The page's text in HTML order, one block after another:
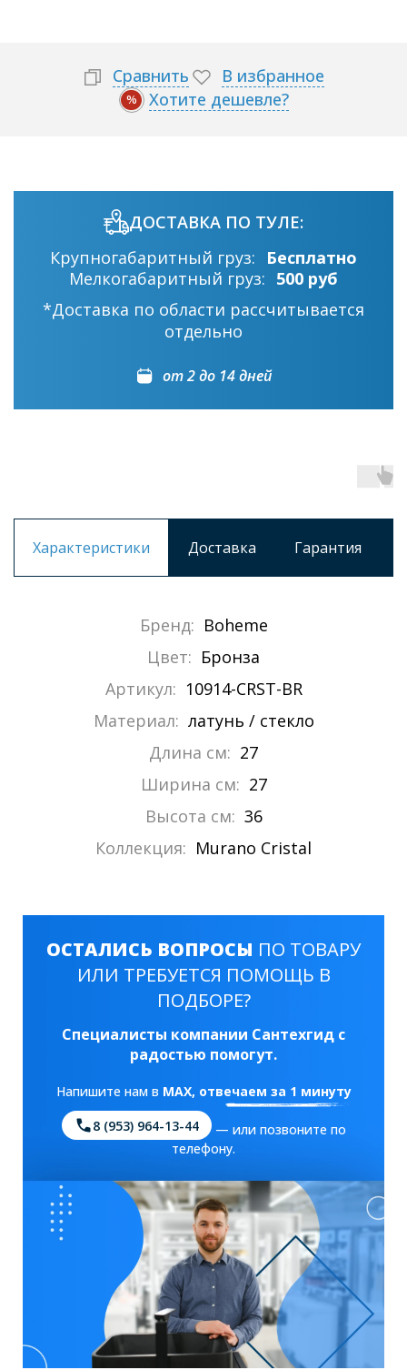
Сравнить В избранное
% Хотите дешевле?
ДОСТАВКА ПО ТУЛЕ:
Крупногабаритный груз:
Бесплатно
Мелкогабаритный груз: 500 руб
*Доставка по области рассчитывается
отдельно
от 2 до 14 дней
Характеристики Доставка Гарантия
Бренд: Boheme
Цвет: Бронза
Артикул: 10914-CRST-BR
Материал: латунь / стекло
Длина см: 27
Ширина см: 27
Высота см: 36
Коллекция: Murano Cristal
ОСТАЛИСЬ ВОПРОСЫ ПО ТОВАРУ
ИЛИ ТРЕБУЕТСЯ ПОМОЩЬ В
ПОДБОРЕ?
Специалисты компании Сантехгид с
радостью помогут.
Напишите нам в MAX, отвечаем за 1 минуту
8 (953) 964-13-44
— или позвоните по
телефону.